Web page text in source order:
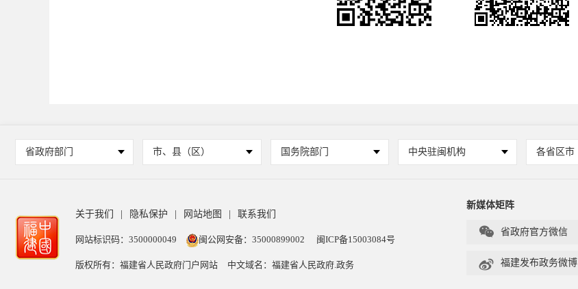
省政府部门 市、县（区） 国务院部门 中央驻闽机构 各省区市
关于我们 隐私保护 网站地图 联系我们
网站标识码：3500000049 闽公网安备：35000899002 闽ICP备15003084号
版权所有：福建省人民政府门户网站 中文域名：福建省人民政府.政务
新媒体矩阵
 省政府官方微信
 福建发布政务微博